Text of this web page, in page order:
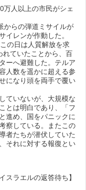
万人以上の市民がシェ
からの弾道ミサイルが
イレンが作動した。
の日は人質解放を求
れていたことから、百
ーへ避難した。テルア
人数を遥かに超える参
になり頭を両手で覆い
ていないが、大規模な
とは明白であり、「フ
進め、国をパニックに
察している。またこの
者たちが潜伏していた
それに対する報復とい
スラエルの返答待ち】